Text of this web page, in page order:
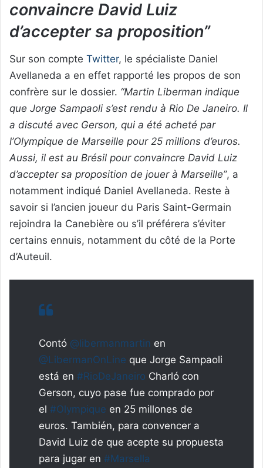
convaincre David Luiz
d’accepter sa proposition”
Sur son compte Twitter, le spécialiste Daniel
Avellaneda a en effet rapporté les propos de son
confrère sur le dossier. “Martin Liberman indique
que Jorge Sampaoli s’est rendu à Rio De Janeiro. Il
a discuté avec Gerson, qui a été acheté par
l’Olympique de Marseille pour 25 millions d’euros.
Aussi, il est au Brésil pour convaincre David Luiz
d’accepter sa proposition de jouer à Marseille”, a
notamment indiqué Daniel Avellaneda. Reste à
savoir si l’ancien joueur du Paris Saint-Germain
rejoindra la Canebière ou s’il préférera s’éviter
certains ennuis, notamment du côté de la Porte
d’Auteuil.
Contó @libermanmartin en
@LibermanOnLine que Jorge Sampaoli
está en #RioDeJaneiro Charló con
Gerson, cuyo pase fue comprado por
el #Olympique en 25 millones de
euros. También, para convencer a
David Luiz de que acepte su propuesta
para jugar en #Marsella